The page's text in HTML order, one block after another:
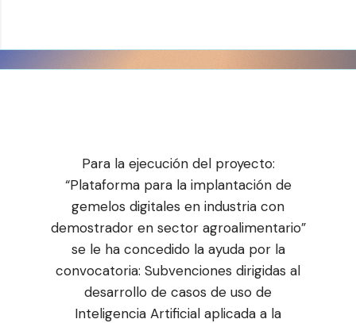
Para la ejecución del proyecto:
“Plataforma para la implantación de
gemelos digitales en industria con
demostrador en sector agroalimentario”
se le ha concedido la ayuda por la
convocatoria: Subvenciones dirigidas al
desarrollo de casos de uso de
Inteligencia Artificial aplicada a la